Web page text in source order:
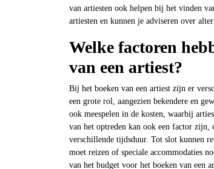
van artiesten ook helpen bij het vinden
artiesten en kunnen je adviseren over
Welke factoren
van een artiest?
Bij het boeken van een artiest zijn er
een grote rol, aangezien bekendere en
ook meespelen in de kosten, waarbij
van het optreden kan ook een factor zijn,
verschillende tijdsduur. Tot slot kunnen
moet reizen of speciale accommodaties
van het budget voor het boeken van een